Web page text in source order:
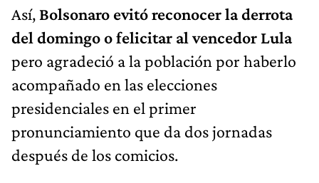
Así, Bolsonaro evitó reconocer la derrota
del domingo o felicitar al vencedor Lula
pero agradeció a la población por haberlo
acompañado en las elecciones
presidenciales en el primer
pronunciamiento que da dos jornadas
después de los comicios.